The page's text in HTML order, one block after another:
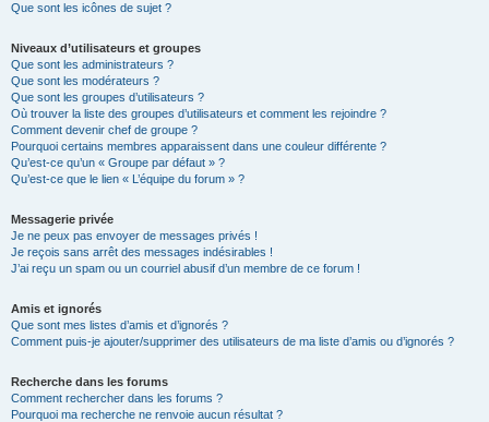
Que sont les icônes de sujet ?
Niveaux d’utilisateurs et groupes
Que sont les administrateurs ?
Que sont les modérateurs ?
Que sont les groupes d’utilisateurs ?
Où trouver la liste des groupes d’utilisateurs et comment les rejoindre ?
Comment devenir chef de groupe ?
Pourquoi certains membres apparaissent dans une couleur différente ?
Qu’est-ce qu’un « Groupe par défaut » ?
Qu’est-ce que le lien « L’équipe du forum » ?
Messagerie privée
Je ne peux pas envoyer de messages privés !
Je reçois sans arrêt des messages indésirables !
J’ai reçu un spam ou un courriel abusif d’un membre de ce forum !
Amis et ignorés
Que sont mes listes d’amis et d’ignorés ?
Comment puis-je ajouter/supprimer des utilisateurs de ma liste d’amis ou d’ignorés ?
Recherche dans les forums
Comment rechercher dans les forums ?
Pourquoi ma recherche ne renvoie aucun résultat ?